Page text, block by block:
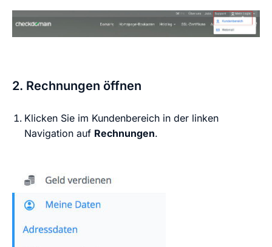
2. Rechnungen öffnen
Klicken Sie im Kundenbereich in der linken
Navigation auf Rechnungen.